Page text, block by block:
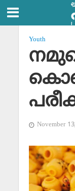
Youth
November